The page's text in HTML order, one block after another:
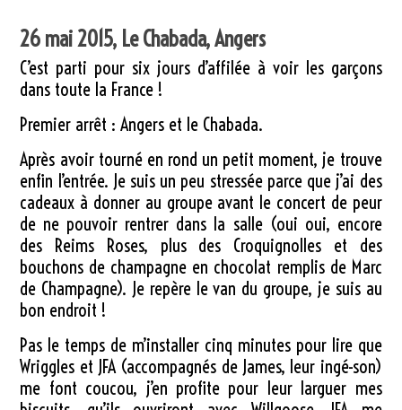
26 mai 2015, Le Chabada, Angers
C’est parti pour six jours d’affilée à voir les garçons
dans toute la France !
Premier arrêt : Angers et le Chabada.
Après avoir tourné en rond un petit moment, je trouve
enfin l’entrée. Je suis un peu stressée parce que j’ai des
cadeaux à donner au groupe avant le concert de peur
de ne pouvoir rentrer dans la salle (oui oui, encore
des Reims Roses, plus des Croquignolles et des
bouchons de champagne en chocolat remplis de Marc
de Champagne). Je repère le van du groupe, je suis au
bon endroit !
Pas le temps de m’installer cinq minutes pour lire que
Wriggles et JFA (accompagnés de James, leur ingé-son)
me font coucou, j’en profite pour leur larguer mes